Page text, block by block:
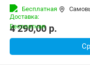
Передний тормоз:
Задний тормоз:
Бесплатная
4 290,00 p.